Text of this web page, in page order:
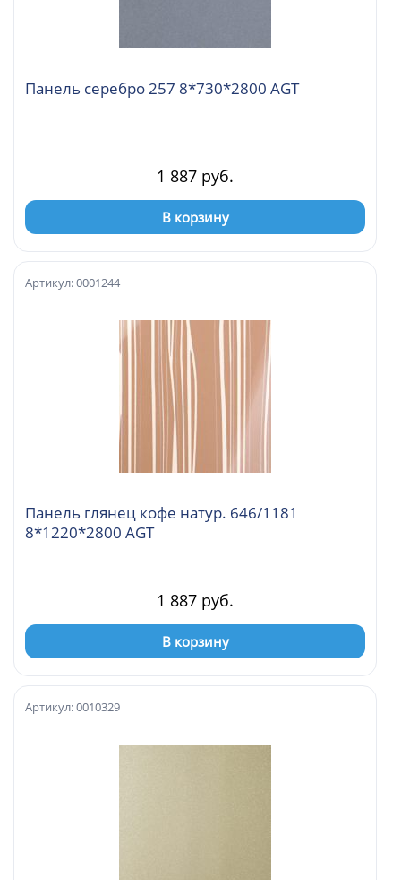
Панель серебро 257 8*730*2800 AGT
1 887 руб.
В корзину
Панель глянец кофе натур. 646/1181
8*1220*2800 AGT
Артикул: 0001244
1 887 руб.
В корзину
Артикул: 0010329